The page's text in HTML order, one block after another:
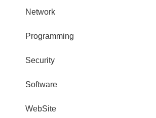
Network
Programming
Security
Software
WebSite